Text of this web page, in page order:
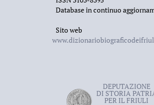
Database in continuo
Sito web
DEPUTAZIONE
DI STORIA
PER IL FRIULI